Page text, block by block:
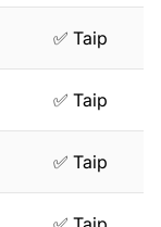
✅ Taip
✅ Taip
✅ Taip